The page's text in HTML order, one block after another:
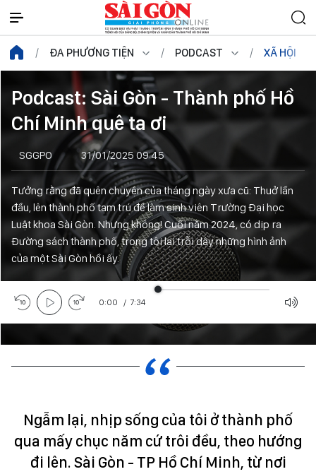
ĐA PHƯƠNG TIỆN PODCAST XÃ HỘI
Podcast: Sài Gòn - Thành phố Hồ
Chí Minh quê ta ơi
SGGPO 31/01/2025 09:45
Tưởng rằng đã quên chuyện của tháng ngày xưa cũ: Thuở lần
đầu, lên thành phố tạm trú để làm sinh viên Trường Đại học
Luật khoa Sài Gòn. Nhưng không! Cuối năm 2024, có dịp ra
Đường sách thành phố, trong tôi lại trỗi dậy những hình ảnh
của một Sài Gòn hồi ấy.
0:00 / 7:34
Ngẫm lại, nhịp sống của tôi ở thành phố
qua mấy chục năm cứ trôi đều, theo hướng
đi lên. Sài Gòn - TP Hồ Chí Minh, từ nơi